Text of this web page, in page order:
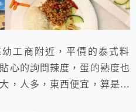
工商附近，平價的泰式料
心的詢問辣度，蛋的熟度也
，人多，東西便宜，算是經